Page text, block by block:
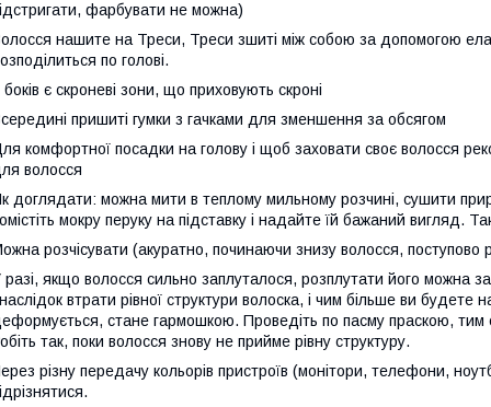
фарбувати не можна)
нашите на Треси, Треси зшиті між собою за допомогою
по голові.
боків є скроневі зони, що приховують скроні
пришиті гумки з гачками для зменшення за обсягом
комфортної посадки на голову і щоб заховати своє волосся
волосся
доглядати: можна мити в теплому мильному розчині, сушити
мокру перуку на підставку і надайте їй бажаний вигляд.
розчісувати (акуратно, починаючи знизу волосся, поступово
разі, якщо волосся сильно заплуталося, розплутати його можна
втрати рівної структури волоска, і чим більше ви будете
стане гармошкою. Проведіть по пасму праскою, тим
так, поки волосся знову не прийме рівну структуру.
різну передачу кольорів пристроїв (монітори, телефони,